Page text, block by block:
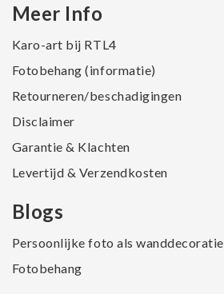
Meer Info
Karo-art bij RTL4
Fotobehang (informatie)
Retourneren/beschadigingen
Disclaimer
Garantie & Klachten
Levertijd & Verzendkosten
Blogs
Persoonlijke foto als wanddecoratie
Fotobehang